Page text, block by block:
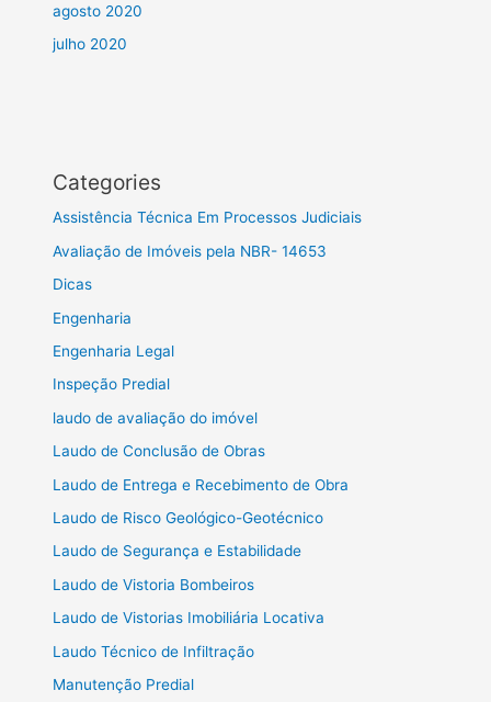
agosto 2020
julho 2020
Categories
Assistência Técnica Em Processos Judiciais
Avaliação de Imóveis pela NBR- 14653
Dicas
Engenharia
Engenharia Legal
Inspeção Predial
laudo de avaliação do imóvel
Laudo de Conclusão de Obras
Laudo de Entrega e Recebimento de Obra
Laudo de Risco Geológico-Geotécnico
Laudo de Segurança e Estabilidade
Laudo de Vistoria Bombeiros
Laudo de Vistorias Imobiliária Locativa
Laudo Técnico de Infiltração
Manutenção Predial